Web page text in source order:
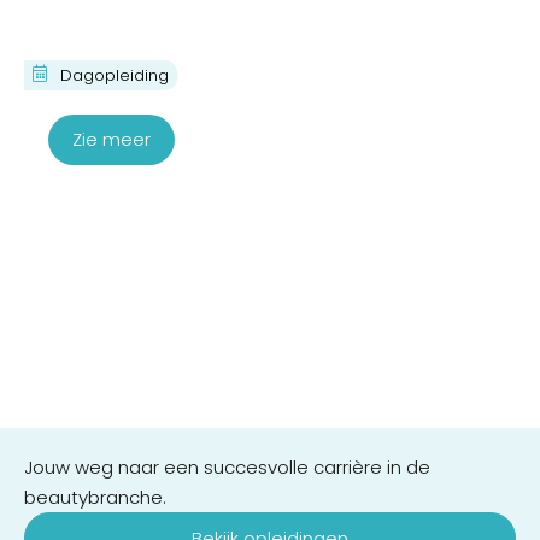
Dagopleiding
Marketing Workshop
€370,00
Zie meer
Jouw weg naar een succesvolle carrière in de
beautybranche.